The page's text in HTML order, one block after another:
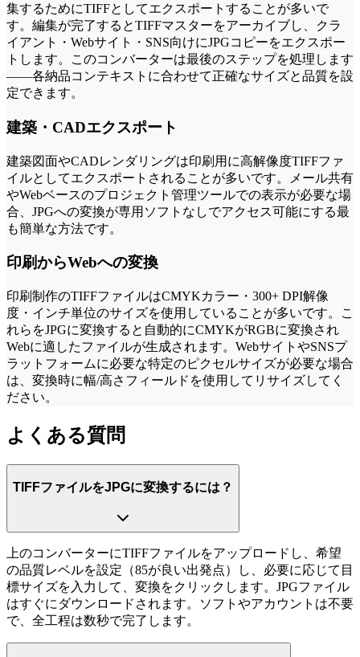
集するためにTIFFとしてエクスポートすることが多いで
す。編集が完了するとTIFFマスターをアーカイブし、クラ
イアント・Webサイト・SNS向けにJPGコピーをエクスポー
トします。このコンバーターは最後のステップを処理します
——各納品コンテキストに合わせて正確なサイズと品質を設
定できます。
建築・CADエクスポート
建築図面やCADレンダリングは印刷用に高解像度TIFFファ
イルとしてエクスポートされることが多いです。メール共有
やWebベースのプロジェクト管理ツールでの表示が必要な場
合、JPGへの変換が専用ソフトなしでアクセス可能にする最
も簡単な方法です。
印刷からWebへの変換
印刷制作のTIFFファイルはCMYKカラー・300+ DPI解像
度・インチ単位のサイズを使用していることが多いです。こ
れらをJPGに変換すると自動的にCMYKがRGBに変換され
Webに適したファイルが生成されます。WebサイトやSNSプ
ラットフォームに必要な特定のピクセルサイズが必要な場合
は、変換時に幅/高さフィールドを使用してリサイズしてく
ださい。
よくある質問
TIFFファイルをJPGに変換するには？
上のコンバーターにTIFFファイルをアップロードし、希望
の品質レベルを設定（85が良い出発点）し、必要に応じて目
標サイズを入力して、変換をクリックします。JPGファイル
はすぐにダウンロードされます。ソフトやアカウントは不要
で、全工程は数秒で完了します。